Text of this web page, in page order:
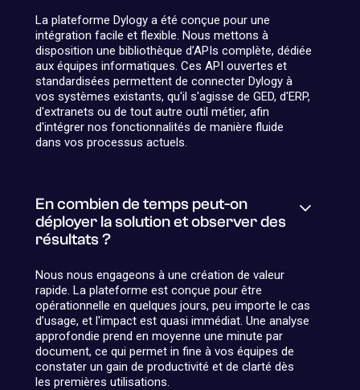
La plateforme Dylogy a été conçue pour une
intégration facile et flexible. Nous mettons à
disposition une bibliothèque d’APIs complète, dédiée
aux équipes informatiques. Ces API ouvertes et
standardisées permettent de connecter Dylogy à
vos systèmes existants, qu'il s'agisse de GED, d'ERP,
d'extranets ou de tout autre outil métier, afin
d'intégrer nos fonctionnalités de manière fluide
dans vos processus actuels.
En combien de temps peut-on
déployer la solution et observer des
résultats ?
Nous nous engageons à une création de valeur
rapide. La plateforme est conçue pour être
opérationnelle en quelques jours, peu importe le cas
d’usage, et l'impact est quasi immédiat. Une analyse
approfondie prend en moyenne une minute par
document, ce qui permet in fine à vos équipes de
constater un gain de productivité et de clarté dès
les premières utilisations.